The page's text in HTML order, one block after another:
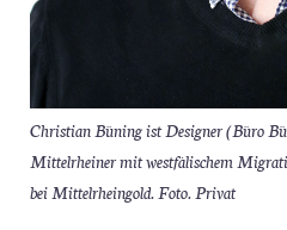
Christian Büning ist Designer (Büro
Mittelrheiner mit westfälischem
bei Mittelrheingold. Foto. Privat